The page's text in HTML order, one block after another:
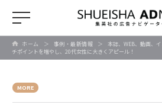
ホーム ＞ 事例・最新情報 ＞
本誌、WEB、動画、
チポイントを増やし、20代女性に大きくアピール！
MORE